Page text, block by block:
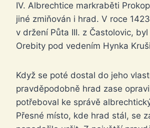
IV. Albrechtice markraběti
jiné zmiňován i hrad. V roce
v držení Půta III. z Častolovic,
Orebity pod vedením Hynka
Když se poté dostal do jeho
pravděpodobně hrad zase
potřeboval ke správě
Přesné místo, kde hrad stál, se